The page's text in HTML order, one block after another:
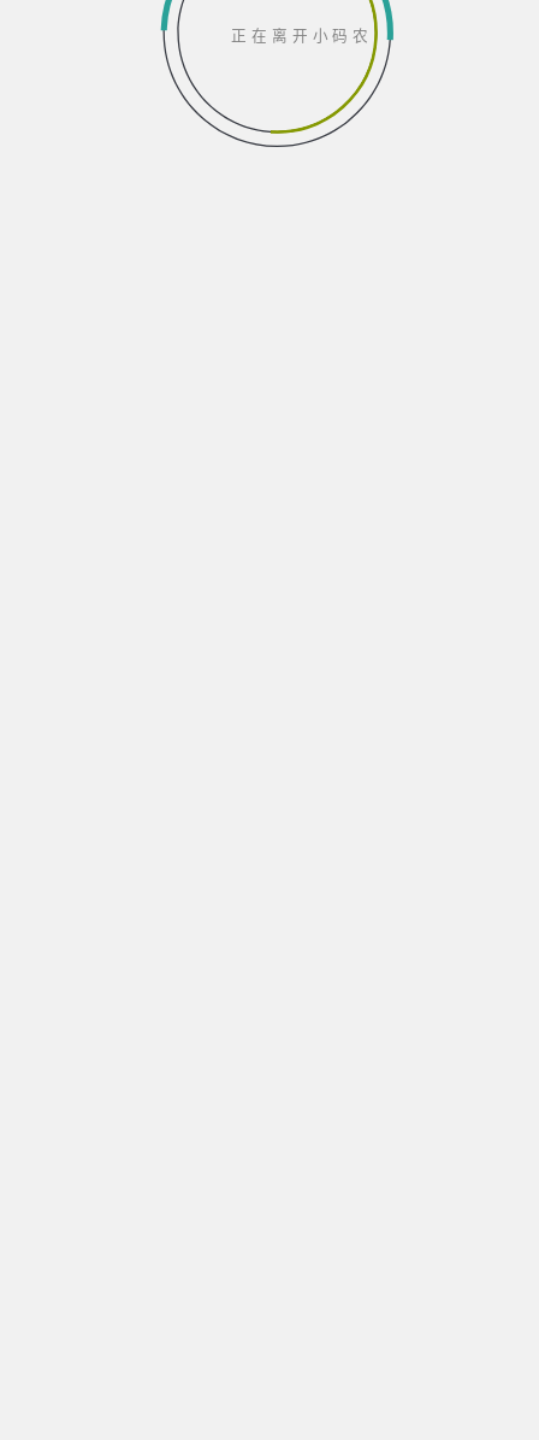
正在离开小码农